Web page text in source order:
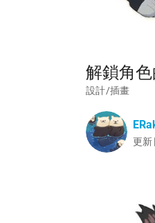
解鎖角
設計/插畫
更新